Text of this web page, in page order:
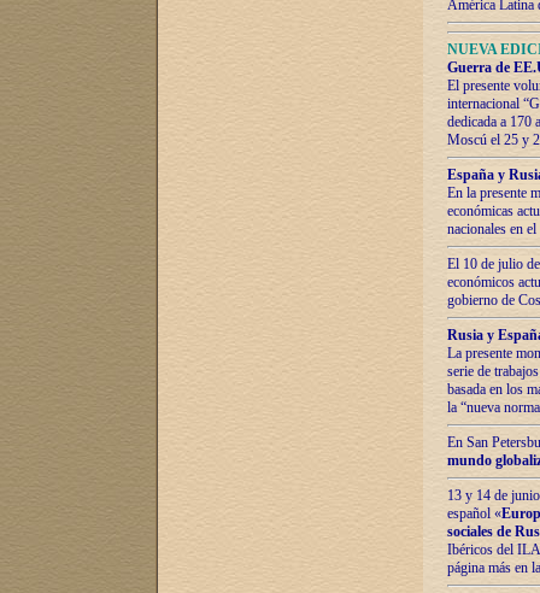
América Latina
NUEVA
Guerra de
El presente
internacional
dedicada a 170
Moscú el 25 y
España y
En la presente
económicas
nacionales en
El 10 de julio
económicos
gobierno de
Rusia y
La presente
serie de
basada en los
la “nueva
En San
mundo
13 y 14 de
español «
sociales de
Ibéricos del ILA
página más en